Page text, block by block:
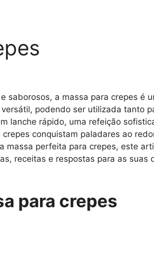
saborosos, a massa para crepes é
podendo ser utilizada tanto
lanche rápido, uma refeição
conquistam paladares ao
massa perfeita para crepes, este
receitas e respostas para as suas
para crepes